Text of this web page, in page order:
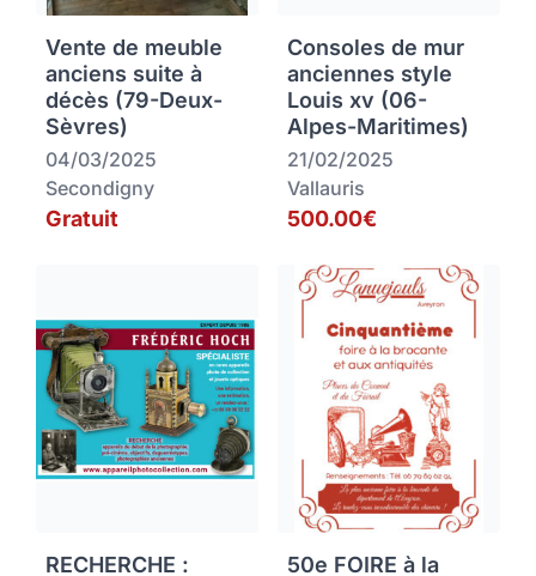
Vente de meuble
anciens suite à
décès (79-Deux-
Sèvres)
04/03/2025
Secondigny
Gratuit
Consoles de mur
anciennes style
Louis xv (06-
Alpes-Maritimes)
21/02/2025
Vallauris
500.00€
RECHERCHE :
50e FOIRE à la